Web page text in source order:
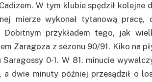
W tym klubie spędził kolejne
mierze wykonał tytanową
Dobitnym przykładem tego, jak
Zaragoza z sezonu 90/91. Kiko na
0-1. W 81. minucie
a dwie minuty później przesądził o